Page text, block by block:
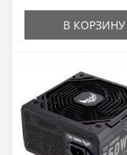
В КОРЗИНУ